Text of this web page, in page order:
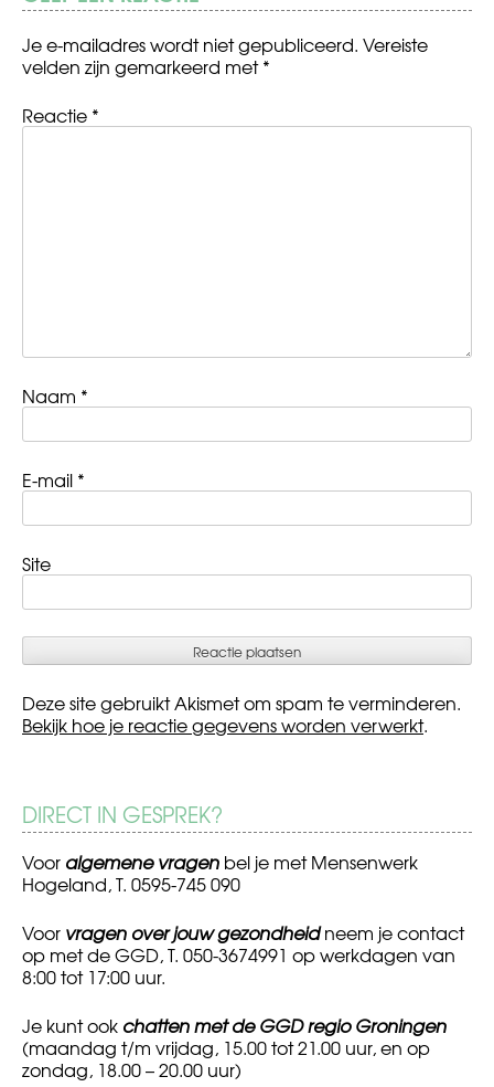
Je e-mailadres wordt niet gepubliceerd. Vereiste
velden zijn gemarkeerd met*
Reactie *
Naam *
E-mail *
Site
Deze site gebruikt Akismet om spam te verminderen.
Bekijk hoe je reactie gegevens worden verwerkt.
DIRECT IN GESPREK?
Voor algemene vragen bel je met Mensenwerk
Hogeland, T. 0595-745 090
Voor vragen over jouw gezondheidneem je contact
op met de GGD, T. 050-3674991 op werkdagen van
8:00 tot 17:00 uur.
Je kunt ook chatten met de GGD regio Groningen
(maandag t/m vrijdag, 15.00 tot 21.00 uur, en op
zondag, 18.00 – 20.00 uur)